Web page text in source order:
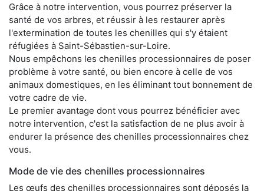
Grâce à notre intervention, vous pourrez préserver la
santé de vos arbres, et réussir à les restaurer après
l'extermination de toutes les chenilles qui s'y étaient
réfugiées à Saint-Sébastien-sur-Loire.
Nous empêchons les chenilles processionnaires de poser
problème à votre santé, ou bien encore à celle de vos
animaux domestiques, en les éliminant tout bonnement de
votre cadre de vie.
Le premier avantage dont vous pourrez bénéficier avec
notre intervention, c'est la satisfaction de ne plus avoir à
endurer la présence des chenilles processionnaires chez
vous.
Mode de vie des chenilles processionnaires
Les œufs des chenilles processionnaires sont déposés la